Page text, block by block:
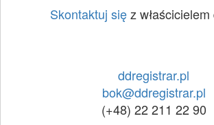
Skontaktuj sięz
ddregistrar.pl
bok@ddregistrar.pl
(+48) 22 211 22 90